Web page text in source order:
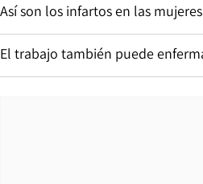
Así son los infartos en las mujeres
El trabajo también puede